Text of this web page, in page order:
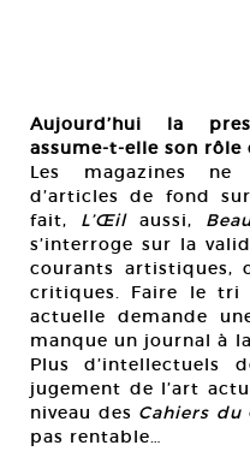
Aujourd’hui la
assume-t-elle son rôle
Les magazines
d’articles de fond
fait, L’Œilaussi,
s’interroge sur la
courants artistiques,
critiques. Faire le
actuelle demande
manque un journal à
Plus d’intellectuels
jugement de l’art
niveau des Cahiers du
pas rentable…